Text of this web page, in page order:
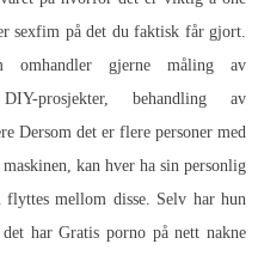
sexfim på det du faktisk får gjort.
omhandler gjerne måling av
prosjekter, behandling av
Dersom det er flere personer med
kan hver ha sin personlig
flyttes mellom disse. Selv har hun
det harGratis porno på nett nakne